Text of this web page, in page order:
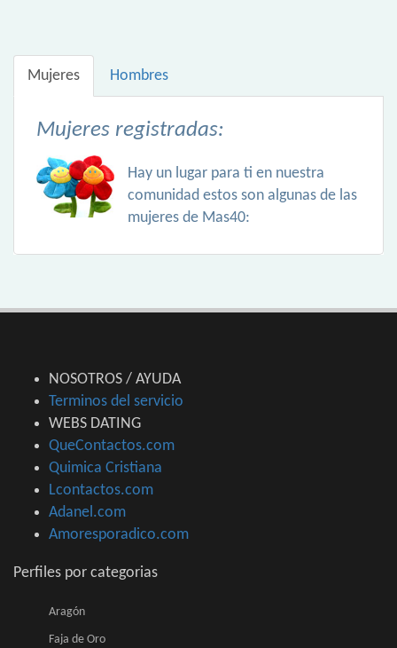
Mujeres Hombres
Mujeres registradas:
Hay un lugar para ti en nuestra
comunidad estos son algunas de las
mujeres de Mas40:
NOSOTROS / AYUDA
Terminos del servicio
WEBS DATING
QueContactos.com
Quimica Cristiana
Lcontactos.com
Adanel.com
Amoresporadico.com
Perfiles por categorias
Aragón
Faja de Oro